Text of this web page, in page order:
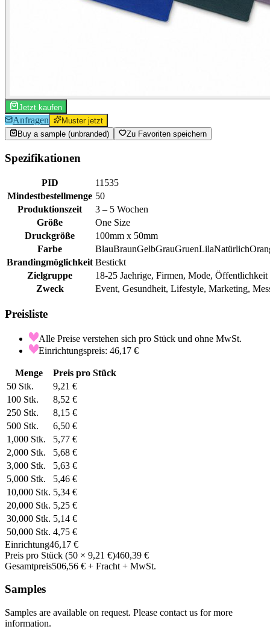
Jetzt kaufen
Anfragen
Muster jetzt
Buy a sample (unbranded)
Zu Favoriten speichern
Spezifikationen
PID
11535
Mindestbestellmenge 50
Produktionszeit
3 – 5 Wochen
Größe
One Size
Druckgröße
100mm x 50mm
Farbe
BlauBraunGelbGrauGruenLilaNatürlich
Brandingmöglichkeit Bestickt
Zielgruppe
18-25 Jaehrige, Firmen, Mode, Öffentlichkeit
Zweck
Event, Gesundheit, Lifestyle, Marketing,
Preisliste
Alle Preise verstehen sich pro Stück und ohne MwSt.
Einrichtungspreis: 46,17 €
Menge
Preis pro Stück
50 Stk.
9,21 €
100 Stk.
8,52 €
250 Stk.
8,15 €
500 Stk.
6,50 €
1,000 Stk.
5,77 €
2,000 Stk.
5,68 €
3,000 Stk.
5,63 €
5,000 Stk.
5,46 €
10,000 Stk. 5,34 €
20,000 Stk. 5,25 €
30,000 Stk. 5,14 €
50,000 Stk. 4,75 €
Einrichtung46,17 €
Preis pro Stück (50 × 9,21 €)460,39 €
Gesamtpreis506,56 € + Fracht + MwSt.
Samples
Samples are available on request. Please contact us for more
information.